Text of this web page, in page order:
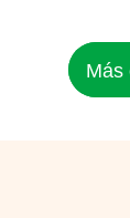
Más